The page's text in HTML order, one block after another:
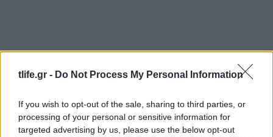
tlife.gr - Do Not Process My Personal Information
If you wish to opt-out of the sale, sharing to third parties, or
processing of your personal or sensitive information for
targeted advertising by us, please use the below opt-out
την καλλονή σύντροφό του, Kristen Thoms
08.08.2026